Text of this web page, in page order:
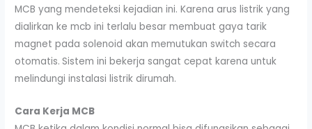
MCB yang mendeteksi kejadian ini. Karena arus listrik yang
dialirkan ke mcb ini terlalu besar membuat gaya tarik
magnet pada solenoid akan memutukan switch secara
otomatis. Sistem ini bekerja sangat cepat karena untuk
melindungi instalasi listrik dirumah.
Cara Kerja MCB